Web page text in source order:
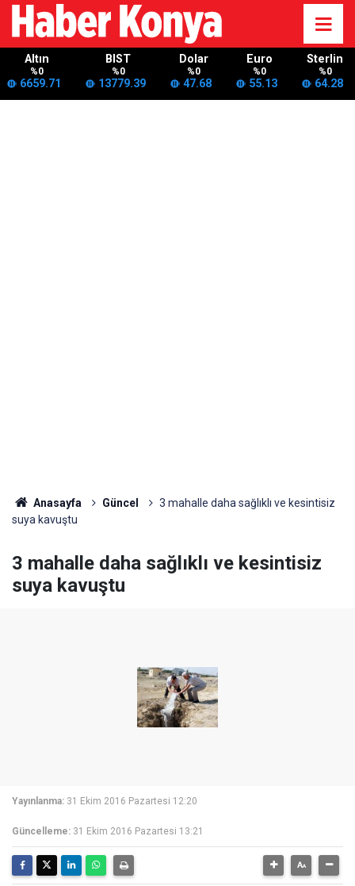
Altın
%0
6659.71
BIST
%0
13779.39
Dolar
%0
47.68
Euro
%0
55.13
Sterlin
%0
64.28
Anasayfa Güncel
3 mahalle daha sağlıklı ve kesintisiz
suya kavuştu
3 mahalle daha sağlıklı ve kesintisiz
suya kavuştu
Yayınlanma: 31 Ekim 2016 Pazartesi 12:20
Güncelleme: 31 Ekim 2016 Pazartesi 13:21